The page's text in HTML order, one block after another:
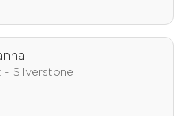
- Silverstone